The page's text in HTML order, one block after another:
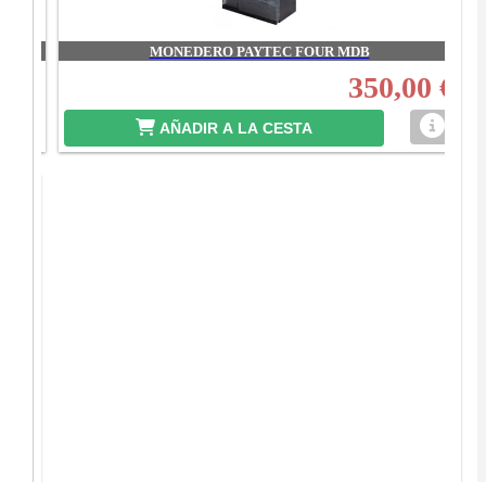
MONEDERO PAYTEC FOUR MDB
350,00 €
AÑADIR A LA CESTA